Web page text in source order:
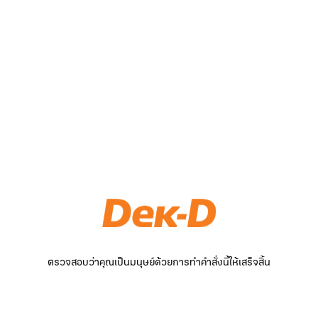
ตรวจสอบว่าคุณเป็นมนุษย์ด้วยการทำคำสั่งนี้ให้เสร็จสิ้น